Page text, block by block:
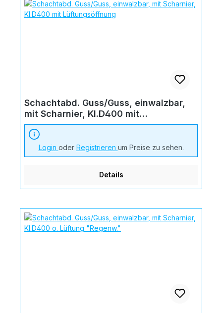
Schachtabd. Guss/Guss, einwalzbar,
mit Scharnier, Kl.D400 mit
Lüftungsöffnung
Login oder Registrieren um Preise zu sehen.
Details